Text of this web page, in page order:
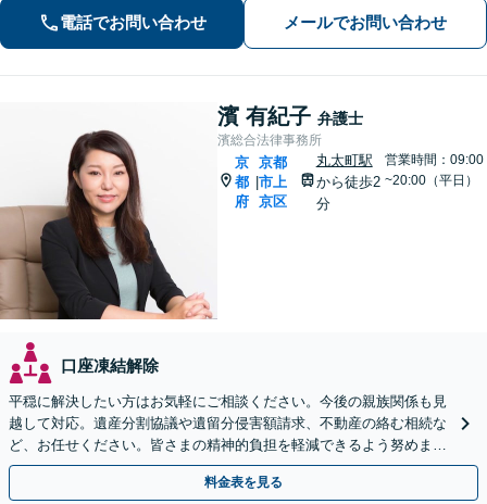
続・遺言】相談者さまに寄り添い、円
滑な相続を目指します
電話でお問い合わせ メールでお問い合わせ
濱 有紀子 弁護士
濱総合法律事務所
京
都
府
京都
市上
京区
丸太町駅
から徒歩2
分
営業時間：09:00
~20:00（平日）
口座凍結解除
平穏に解決したい方はお気軽にご相談ください。今後の親族関係も見
越して対応。遺産分割協議や遺留分侵害額請求、不動産の絡む相続な
ど、お任せください。皆さまの精神的負担を軽減できるよう努めます
【完全個室】【休日・夜間は要相談】【丸太町駅3分】
料金表を見る